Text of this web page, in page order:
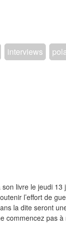
interviews
livre le jeudi 13
l’effort de
la dite seront
commencez pas